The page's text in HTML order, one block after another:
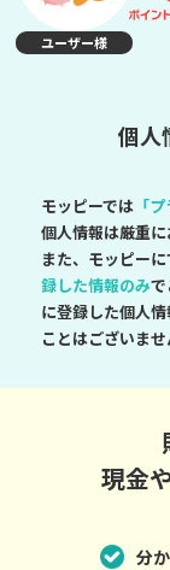
ユーザー様
個人
モッピーでは 「
個人情報は厳重に
また、モッピー
録した情報のみ
に登録した個人
ことはございま
現金
分